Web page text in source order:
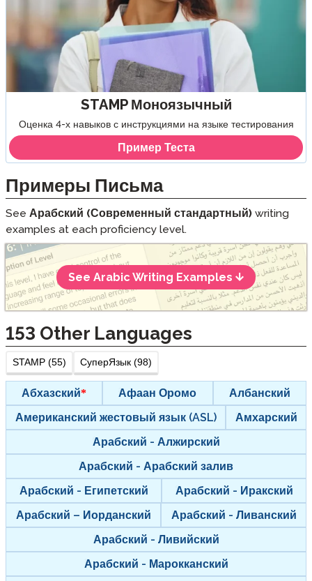
STAMP Моноязычный
Оценка 4-х навыков с инструкциями на языке тестирования
Пример Теста
Примеры Письма
See Арабский (Современный стандартный) writing
examples at each proficiency level.
See Arabic Writing Examples
153 Other Languages
STAMP (55) СуперЯзык (98)
Абхазский Афаан Оромо
Албанский
Американский жестовый язык (ASL)
Амхарский
Арабский - Алжирский
Арабский - Арабский залив
Арабский - Египетский
Арабский - Иракский
Арабский – Иорданский
Арабский - Ливанский
Арабский - Ливийский
Арабский - Марокканский